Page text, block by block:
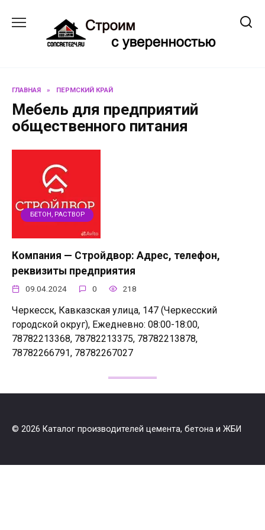
содержанию
ГЛАВНАЯ » ПЕРМСКИЙ КРАЙ
Мебель для предприятий
общественного питания
БЕТОН, РАСТВОР
Компания — Стройдвор: Адрес, телефон,
реквизиты предприятия
09.04.2024 0 218
Черкесск, Кавказская улица, 147 (Черкесский
городской округ), Ежедневно: 08:00-18:00,
78782213368, 78782213375, 78782213878,
78782266791, 78782267027
© 2026 Каталог производителей цемента, бетона и ЖБИ